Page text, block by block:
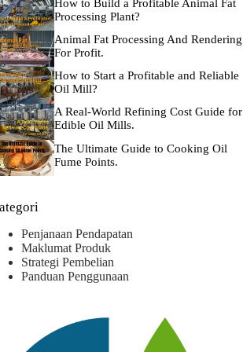
How to Build a Profitable Animal Fat
Processing Plant?
Animal Fat Processing And Rendering
For Profit.
How to Start a Profitable and Reliable
Oil Mill?
A Real-World Refining Cost Guide for
Edible Oil Mills.
The Ultimate Guide to Cooking Oil
Fume Points.
Penjanaan Pendapatan
Maklumat Produk
Strategi Pembelian
Panduan Penggunaan